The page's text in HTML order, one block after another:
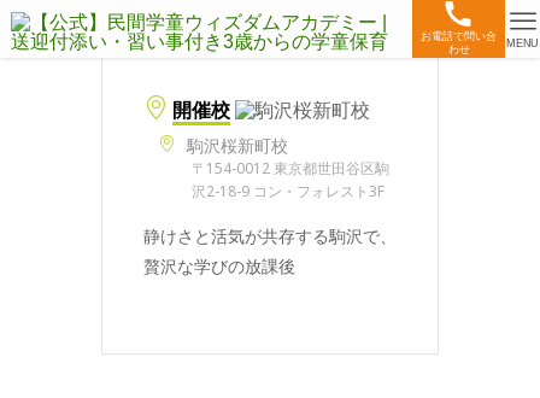
お電話で問い合
わせ
MENU
開催校
駒沢桜新町校
〒154-0012 東京都世田谷区駒
沢2-18-9 コン・フォレスト3F
静けさと活気が共存する駒沢で、
贅沢な学びの放課後